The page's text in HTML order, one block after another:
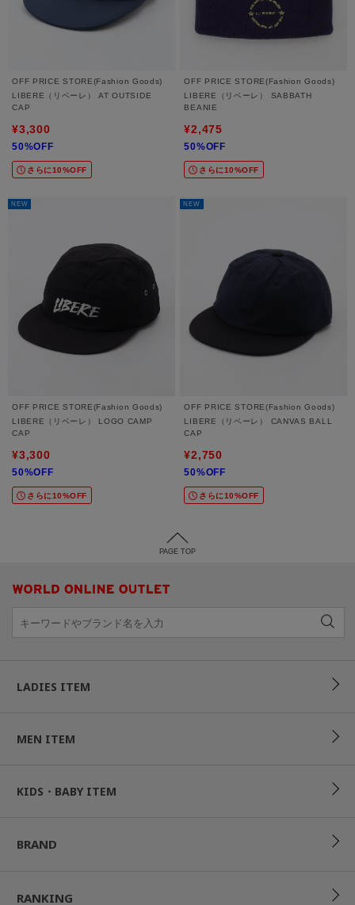
OFF PRICE STORE(Fashion Goods)
LIBERE（リベーレ） AT OUTSIDE
CAP
¥3,300
50%OFF
さらに10%OFF
OFF PRICE STORE(Fashion Goods)
LIBERE（リベーレ） SABBATH
BEANIE
¥2,475
50%OFF
さらに10%OFF
NEW
OFF PRICE STORE(Fashion Goods)
LIBERE（リベーレ） LOGO CAMP
CAP
¥3,300
50%OFF
さらに10%OFF
NEW
OFF PRICE STORE(Fashion Goods)
LIBERE（リベーレ） CANVAS BALL
CAP
¥2,750
50%OFF
さらに10%OFF
PAGE TOP
LADIES ITEM
MEN ITEM
KIDS・BABY ITEM
BRAND
RANKING